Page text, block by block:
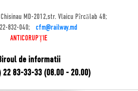
Chisinau MD-2012,str. Vlaicu Pîrcălab 48;
832-040;
cfm@railway.md
ANTICORUPȚIE
de informatii
83-33-33 (08.00 - 20.00)